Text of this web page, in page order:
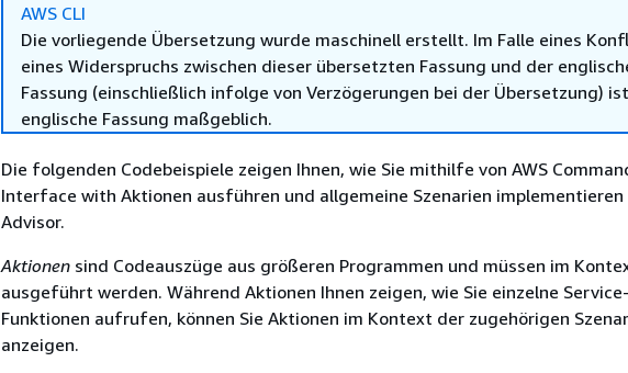
AWS CLI
Die vorliegende Übersetzung wurde maschinell erstellt. Im Falle eines
eines Widerspruchs zwischen dieser übersetzten Fassung und der
Fassung (einschließlich infolge von Verzögerungen bei der Übersetzung)
englische Fassung maßgeblich.
Die folgenden Codebeispiele zeigen Ihnen, wie Sie mithilfe von AWS
Interface with Aktionen ausführen und allgemeine Szenarien
Advisor.
Aktionen sind Codeauszüge aus größeren Programmen und müssen im
ausgeführt werden. Während Aktionen Ihnen zeigen, wie Sie einzelne Service-
Funktionen aufrufen, können Sie Aktionen im Kontext der zugehörigen
anzeigen.